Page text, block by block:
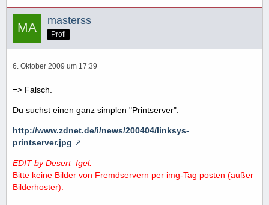
masterss
Profi
6. Oktober 2009 um 17:39
=> Falsch.
Du suchst einen ganz simplen "Printserver".
http://www.zdnet.de/i/news/200404/linksys-
printserver.jpg
EDIT by Desert_Igel:
Bitte keine Bilder von Fremdservern per img-Tag posten (außer
Bilderhoster).